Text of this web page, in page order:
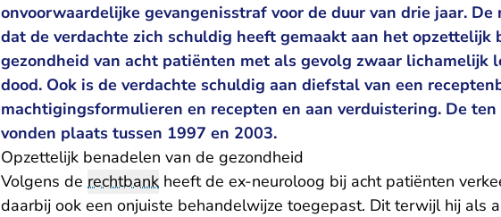
onvoorwaardelijke gevangenisstraf voor de duur van drie jaar.
dat de verdachte zich schuldig heeft gemaakt aan het opzettelijk
gezondheid van acht patiënten met als gevolg zwaar lichamelijk
dood. Ook is de verdachte schuldig aan diefstal van een
machtigingsformulieren en recepten en aan verduistering. De
vonden plaats tussen 1997 en 2003.
Opzettelijk benadelen van de gezondheid
Volgens de rechtbank heeft de ex-neuroloog bij acht patiënten
daarbij ook een onjuiste behandelwijze toegepast. Dit terwijl hij als